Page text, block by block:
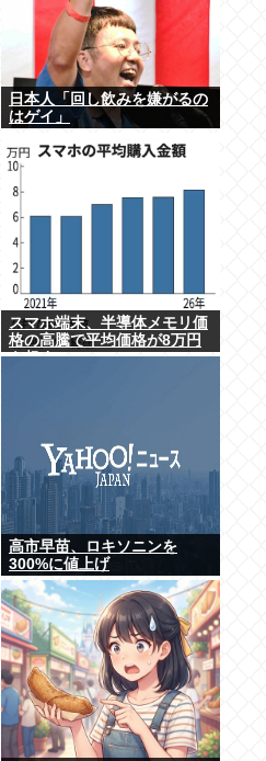
日本人「回し飲みを嫌がるの
はゲイ」
スマホ端末、半導体メモリ価
格の高騰で平均価格が8万円
を超す
高市早苗、ロキソニンを
300%に値上げ